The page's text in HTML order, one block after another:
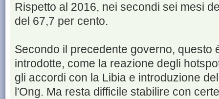
Rispetto al 2016, nei secondi sei mesi
del 67,7 per cento.
Secondo il precedente governo, questo
introdotte, come la reazione degli
gli accordi con la Libia e introduzione
l'Ong. Ma resta difficile stabilire con